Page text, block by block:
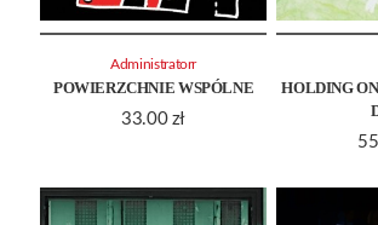
POWIERZCHNIE WSPÓLNE
33.00 zł
Administratorr
HOLDING